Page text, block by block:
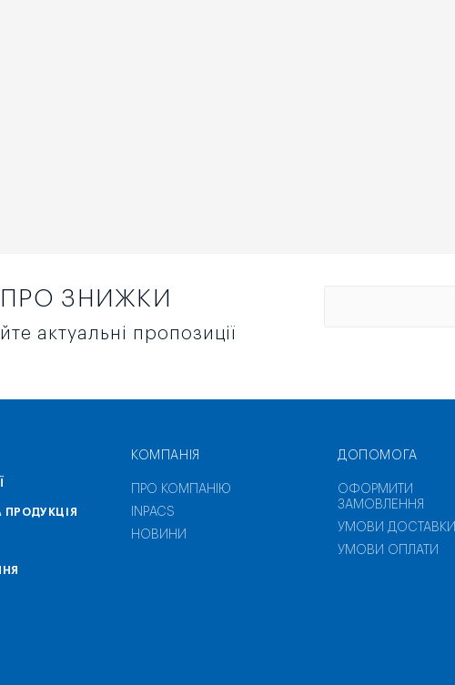
ПРО ЗНИЖКИ
актуальні пропозиції
ПРОДУКЦІЯ
КОМПАНІЯ
ПРО КОМПАНІЮ
INPACS
НОВИНИ
ДОПОМОГА
ОФОРМИТИ
ЗАМОВЛЕННЯ
УМОВИ ДОСТАВКИ
УМОВИ ОПЛАТИ